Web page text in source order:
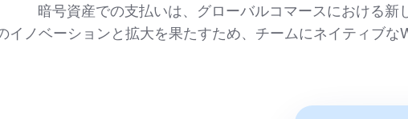
暗号資産での支払いは、グローバルコマースにおける新
イノベーションと拡大を果たすため、チームにネイティブな